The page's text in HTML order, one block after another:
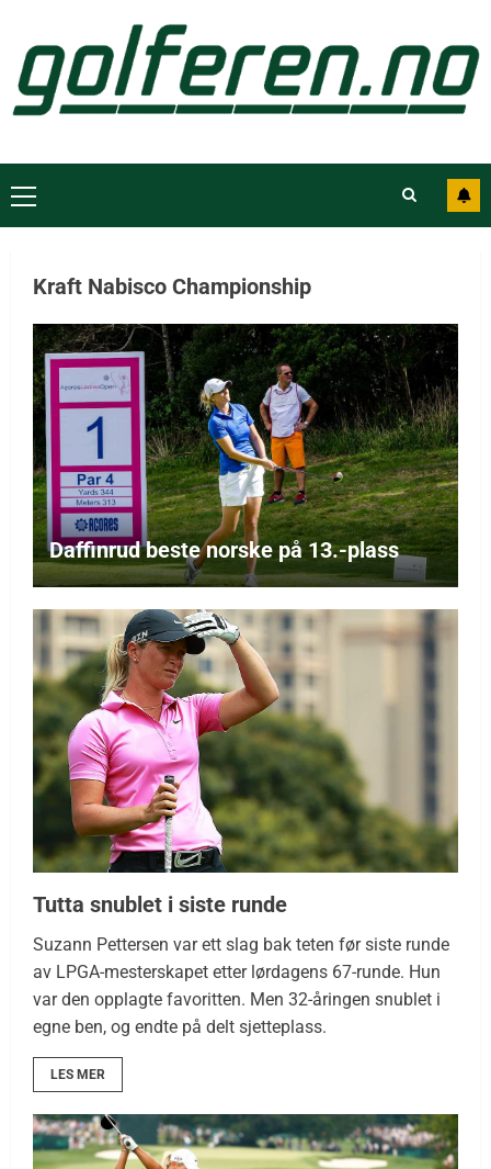
Kraft Nabisco Championship
Daffinrud beste norske på 13.-plass
Tutta snublet i siste runde
Suzann Pettersen var ett slag bak teten før siste runde
av LPGA-mesterskapet etter lørdagens 67-runde. Hun
var den opplagte favoritten. Men 32-åringen snublet i
egne ben, og endte på delt sjetteplass.
LES MER